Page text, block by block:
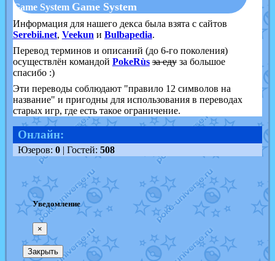
Game System Game System
Информация для нашего декса была взята с сайтов
Serebii.net, Veekun и Bulbapedia.
Перевод терминов и описаний (до 6-го поколения)
осуществлён командой PokeRùs за едуза большое
спасибо :)
Эти переводы соблюдают "правило 12 символов на
название" и пригодны для использования в переводах
старых игр, где есть такое ограничение.
Онлайн:
Юзеров: 0| Гостей: 508
Уведомление
×
Закрыть